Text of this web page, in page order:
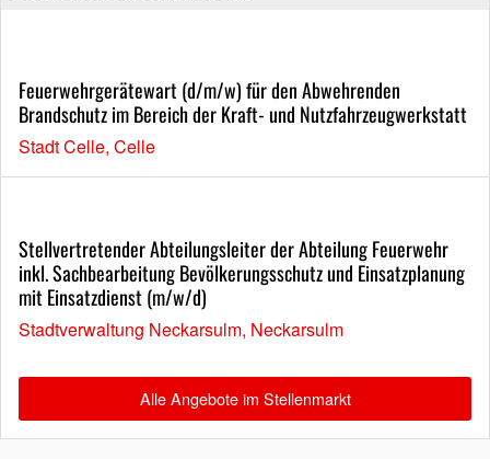
Feuerwehrgerätewart (d/m/w) für den Abwehrenden
Brandschutz im Bereich der Kraft- und Nutzfahrzeugwerkstatt
Stadt Celle, Celle
Stellvertretender Abteilungsleiter der Abteilung Feuerwehr
inkl. Sachbearbeitung Bevölkerungsschutz und Einsatzplanung
mit Einsatzdienst (m/w/d)
Stadtverwaltung Neckarsulm, Neckarsulm
Alle Angebote im Stellenmarkt